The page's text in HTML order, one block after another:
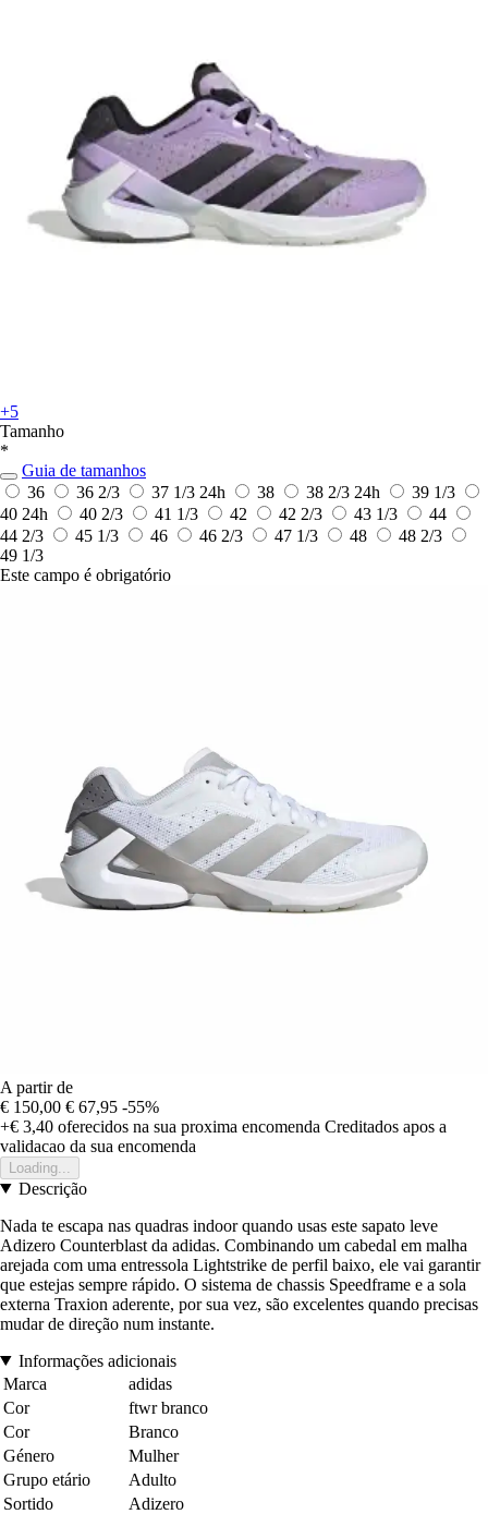
+5
Tamanho
*
Guia de tamanhos
36
36 2/3 37 1/3 24h 38 38 2/3 24h
39 1/3
40 24h 40 2/3 41 1/3 42 42 2/3 43 1/3
44
44 2/3
45 1/3 46 46 2/3 47 1/3 48
48 2/3
49 1/3
Este campo é obrigatório
A partir de
€ 150,00 € 67,95 -55%
+€ 3,40 oferecidos na sua proxima encomenda Creditados apos a
validacao da sua encomenda
Loading...
Descrição
Nada te escapa nas quadras indoor quando usas este sapato leve
Adizero Counterblast da adidas. Combinando um cabedal em malha
arejada com uma entressola Lightstrike de perfil baixo, ele vai garantir
que estejas sempre rápido. O sistema de chassis Speedframe e a sola
externa Traxion aderente, por sua vez, são excelentes quando precisas
mudar de direção num instante.
Informações adicionais
Marca
adidas
Cor
ftwr branco
Cor
Branco
Género
Mulher
Grupo etário
Adulto
Sortido
Adizero